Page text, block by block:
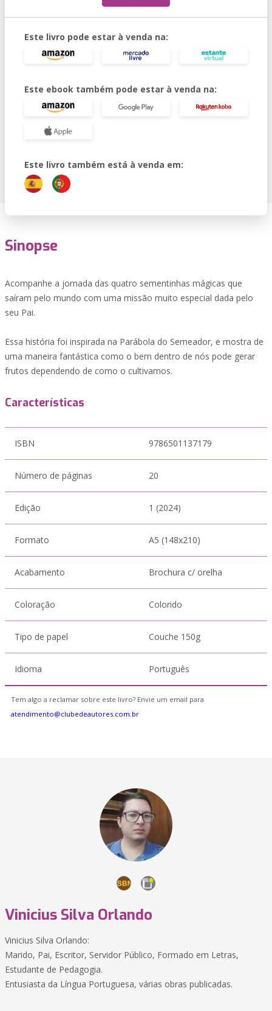
Este livro pode estar à venda na:
Este ebook também pode estar à venda na:
Este livro também está à venda em:
Sinopse
Acompanhe a jornada das quatro sementinhas mágicas que
saíram pelo mundo com uma missão muito especial dada pelo
seu Pai.
Essa história foi inspirada na Parábola do Semeador, e mostra de
uma maneira fantástica como o bem dentro de nós pode gerar
frutos dependendo de como o cultivamos.
Características
ISBN 9786501137179
Número de páginas 20
Edição 1 (2024)
Formato A5 (148x210)
Acabamento Brochura c/ orelha
Coloração Colorido
Tipo de papel Couche 150g
Idioma Português
Tem algo a reclamar sobre este livro? Envie um email para
atendimento@clubedeautores.com.br
Vinicius Silva Orlando
Vinicius Silva Orlando:
Marido, Pai, Escritor, Servidor Público, Formado em Letras,
Estudante de Pedagogia.
Entusiasta da Língua Portuguesa, várias obras publicadas.